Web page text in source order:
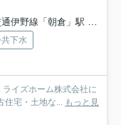
野線「朝倉」駅 徒歩20分
下水
イズホーム株式会社に
住宅・土地な... もっと見